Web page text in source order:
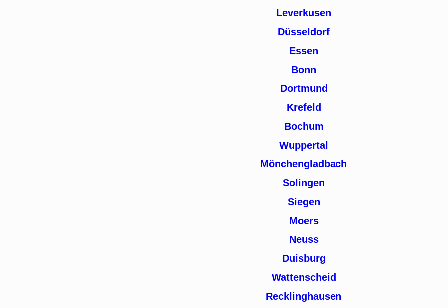
Leverkusen
Düsseldorf
Essen
Bonn
Dortmund
Krefeld
Bochum
Wuppertal
Mönchengladbach
Solingen
Siegen
Moers
Neuss
Duisburg
Wattenscheid
Recklinghausen